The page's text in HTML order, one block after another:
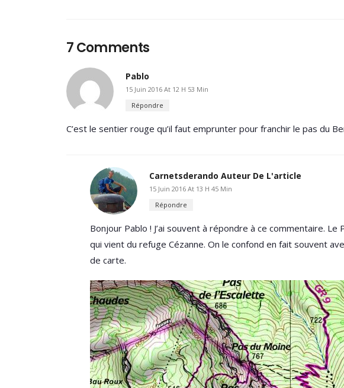
7 Comments
Pablo
15 Juin 2016 At 12 H 53 Min
Répondre
C’est le sentier rouge qu’il faut emprunter pour franchir le pas du
Carnetsderando Auteur De L'article
15 Juin 2016 At 13 H 45 Min
Répondre
Bonjour Pablo ! J’ai souvent à répondre à ce commentaire.
qui vient du refuge Cézanne. On le confond en fait souvent
de carte.